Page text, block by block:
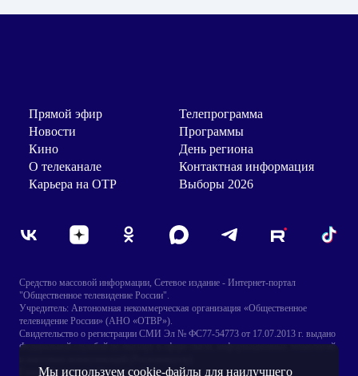
Мы используем cookie-файлы для наилучшего
Средство массовой информации, Сетевое издание - Интернет-портал
"Общественное телевидение России".
Учредитель: Автономная некоммерческая организация «Общественное
телевидение России» (АНО «ОТВР»).
Свидетельство о регистрации СМИ Эл № ФС77-54773 от 17.07.2013 г. выдано
Федеральной службой по надзору в сфере связи, информационных технологий
Главный редактор: Игнатенко В.Н.
Прямой эфир
Телепрограмма
Новости
Программы
Кино
День региона
О телеканале
Контактная информация
Карьера на ОТР
Выборы 2026